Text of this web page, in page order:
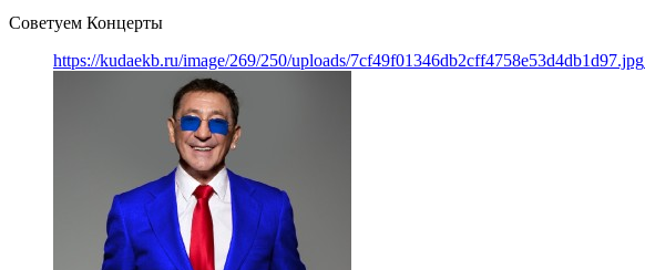
Советуем Концерты
https://kudaekb.ru/image/269/250/uploads/7cf49f01346db2cff4758e53d4db1d97.jpg